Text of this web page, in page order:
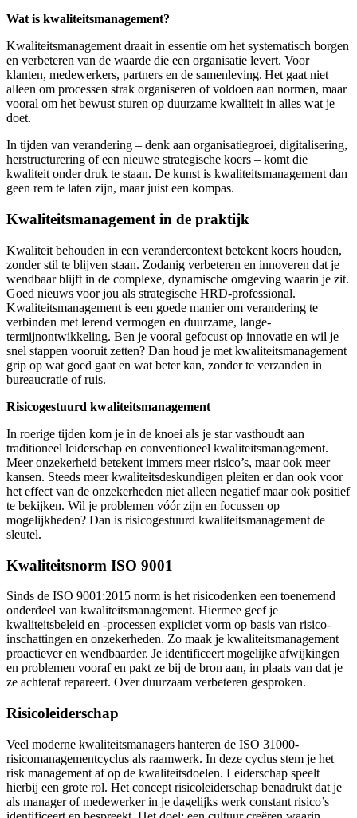
Wat is kwaliteitsmanagement?
Kwaliteitsmanagement draait in essentie om het systematisch borgen
en verbeteren van de waarde die een organisatie levert. Voor
klanten, medewerkers, partners en de samenleving. Het gaat niet
alleen om processen strak organiseren of voldoen aan normen, maar
vooral om het bewust sturen op duurzame kwaliteit in alles wat je
doet.
In tijden van verandering – denk aan organisatiegroei, digitalisering,
herstructurering of een nieuwe strategische koers – komt die
kwaliteit onder druk te staan. De kunst is kwaliteitsmanagement dan
geen rem te laten zijn, maar juist een kompas.
Kwaliteitsmanagement in de praktijk
Kwaliteit behouden in een verandercontext betekent koers houden,
zonder stil te blijven staan. Zodanig verbeteren en innoveren dat je
wendbaar blijft in de complexe, dynamische omgeving waarin je zit.
Goed nieuws voor jou als strategische HRD-professional.
Kwaliteitsmanagement is een goede manier om verandering te
verbinden met lerend vermogen en duurzame, lange-
termijnontwikkeling. Ben je vooral gefocust op innovatie en wil je
snel stappen vooruit zetten? Dan houd je met kwaliteitsmanagement
grip op wat goed gaat en wat beter kan, zonder te verzanden in
bureaucratie of ruis.
Risicogestuurd kwaliteitsmanagement
In roerige tijden kom je in de knoei als je star vasthoudt aan
traditioneel leiderschap en conventioneel kwaliteitsmanagement.
Meer onzekerheid betekent immers meer risico’s, maar ook meer
kansen. Steeds meer kwaliteitsdeskundigen pleiten er dan ook voor
het effect van de onzekerheden niet alleen negatief maar ook positief
te bekijken. Wil je problemen vóór zijn en focussen op
mogelijkheden? Dan is risicogestuurd kwaliteitsmanagement de
sleutel.
Kwaliteitsnorm ISO 9001
Sinds de ISO 9001:2015 norm is het risicodenken een toenemend
onderdeel van kwaliteitsmanagement. Hiermee geef je
kwaliteitsbeleid en -processen expliciet vorm op basis van risico-
inschattingen en onzekerheden. Zo maak je kwaliteitsmanagement
proactiever en wendbaarder. Je identificeert mogelijke afwijkingen
en problemen vooraf en pakt ze bij de bron aan, in plaats van dat je
ze achteraf repareert. Over duurzaam verbeteren gesproken.
Risicoleiderschap
Veel moderne kwaliteitsmanagers hanteren de ISO 31000-
risicomanagementcyclus als raamwerk. In deze cyclus stem je het
risk management af op de kwaliteitsdoelen. Leiderschap speelt
hierbij een grote rol. Het concept risicoleiderschap benadrukt dat je
als manager of medewerker in je dagelijks werk constant risico’s